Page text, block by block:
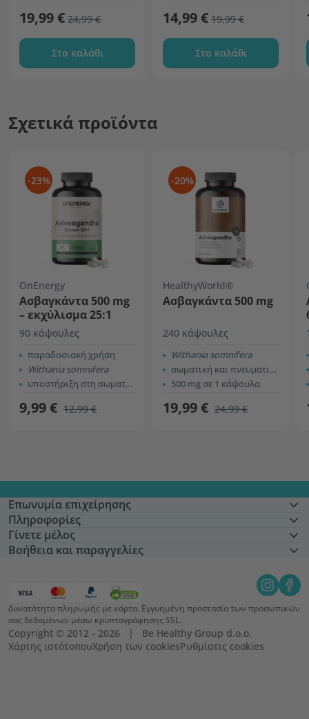
19,99 € 24,99 €
Στο καλάθι
14,99 € 19,99 €
Στο καλάθι
Σχετικά προϊόντα
-23%
OnEnergy
Ασβαγκάντα 500 mg
– εκχύλισμα 25:1
90 κάψουλες
παραδοσιακή χρήση
Withania somnifera
υποστήριξη στη σωματική και ψυχική απόδοση
9,99 € 12,99 €
-20%
HealthyWorld®
Ασβαγκάντα 500 mg
240 κάψουλες
Withania somnifera
σωματική και πνευματική απόδοση
500 mg σε 1 κάψουλα
19,99 € 24,99 €
Επωνυμία επιχείρησης
Πληροφορίες
Γίνετε μέλος
Βοήθεια και παραγγελίες
Δυνατότητα πληρωμής με κάρτα. Εγγυημένη προστασία των προσωπικών
σας δεδομένων μέσω κρυπτογράφησης SSL.
Copyright © 2012 - 2026   |   Be Healthy Group d.o.o.
Χάρτης ιστότοπουΧρήση των cookiesΡυθμίσεις cookies